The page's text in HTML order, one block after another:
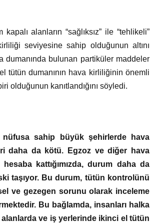
alanların “sağlıksız” ile “tehlikeli”
seviyesine sahip olduğunun altını
dumanında bulunan partiküler maddeler
tütün dumanının hava kirliliğinin önemli
olduğunun kanıtlandığını söyledi.
nüfusa sahip büyük şehirlerde hava
daha da kötü. Egzoz ve diğer hava
kattığımızda, durum daha da
taşıyor. Bu durum, tütün kontrolünü
ve gezegen sorunu olarak inceleme
Bu bağlamda, insanları halka
alanlarda ve iş yerlerinde ikinci el tütün